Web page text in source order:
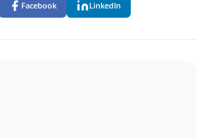
Facebook LinkedIn